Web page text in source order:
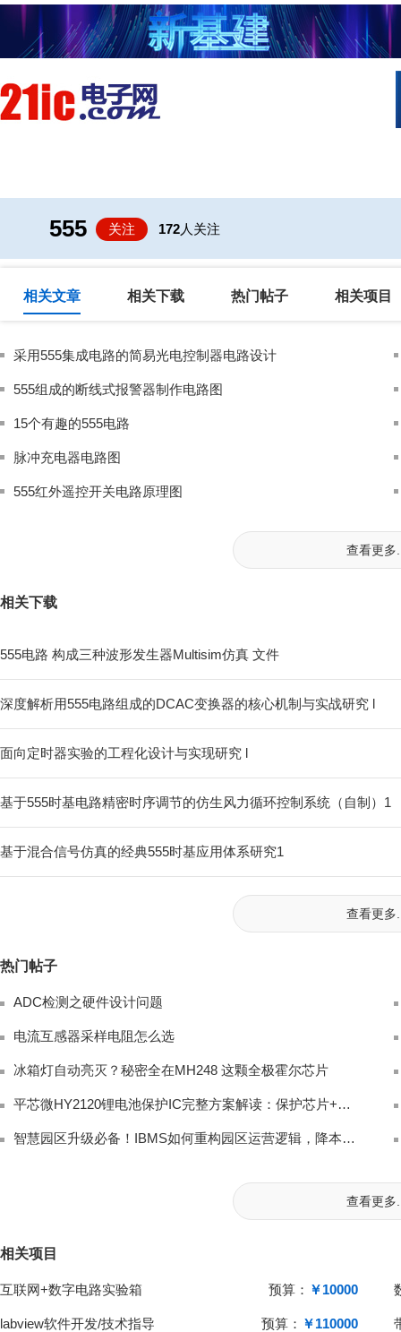
555 关注 172人关注
相关文章 相关下载 热门帖子 相关项目
采用555集成电路的简易光电控制器电路设计
555组成的断线式报警器制作电路图
15个有趣的555电路
脉冲充电器电路图
555红外遥控开关电路原理图
查看更多
相关下载
555电路 构成三种波形发生器Multisim仿真 文件
深度解析用555电路组成的DCAC变换器的核心机制与实战研究 l
面向定时器实验的工程化设计与实现研究 l
基于555时基电路精密时序调节的仿生风力循环控制系统（自制）1
基于混合信号仿真的经典555时基应用体系研究1
查看更多
热门帖子
ADC检测之硬件设计问题
电流互感器采样电阻怎么选
冰箱灯自动亮灭？秘密全在MH248 这颗全极霍尔芯片
平芯微HY2120锂电池保护IC完整方案解读：保护芯片+双MOS+充电IC三合一
智慧园区升级必备！IBMS如何重构园区运营逻辑，降本又提效
查看更多
相关项目
互联网+数字电路实验箱 预算： ￥10000
labview软件开发/技术指导 预算： ￥110000